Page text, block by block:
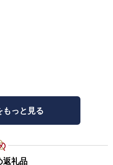
多数いただいており、回答
お時間を要する場合がござ
で、何卒ご容赦ください。
もっと見る
返礼品